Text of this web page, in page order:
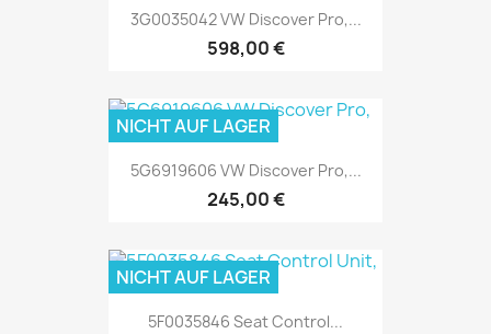
3G0035042 VW Discover Pro,...
598,00 €
5G6919606 VW Discover Pro,...
245,00 €
NICHT AUF LAGER
5F0035846 Seat Control...
NICHT AUF LAGER